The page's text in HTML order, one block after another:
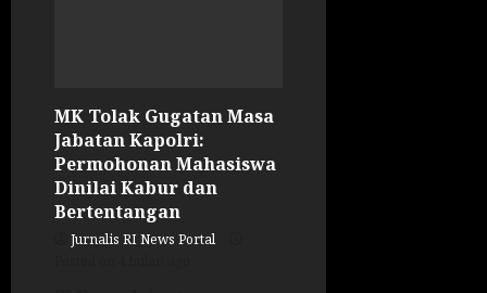
MK Tolak Gugatan Masa
Jabatan Kapolri:
Permohonan Mahasiswa
Dinilai Kabur dan
Bertentangan
Jurnalis RI News Portal